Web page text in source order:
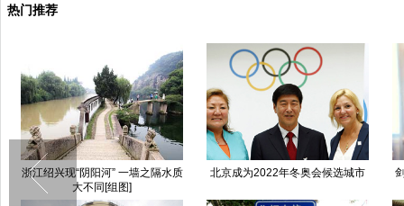
热门推荐
浙江绍兴现“阴阳河” 一墙之隔水质
大不同[组图]
北京成为2022年冬奥会候选城市